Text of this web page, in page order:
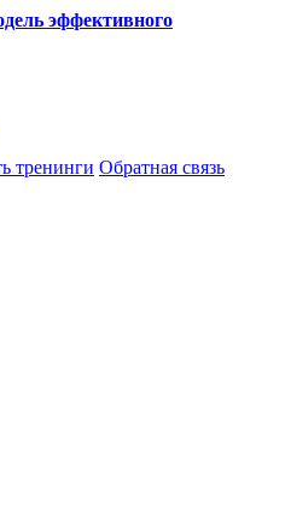
эффективного
тренинги Обратная связь